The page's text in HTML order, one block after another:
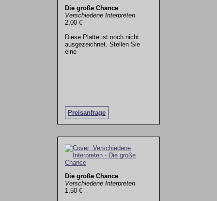
Die große Chance
Verschiedene Interpreten
2,00 €
Diese Platte ist noch nicht
ausgezeichnet. Stellen Sie
eine
Preisanfrage
Die große Chance
Verschiedene Interpreten
1,50 €